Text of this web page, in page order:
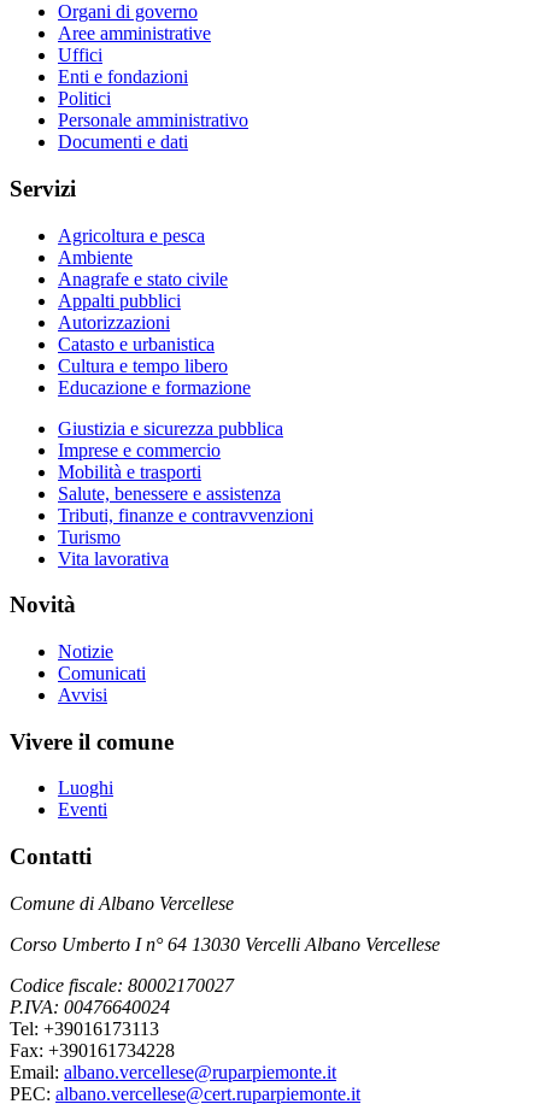
Organi di governo
Aree amministrative
Uffici
Enti e fondazioni
Politici
Personale amministrativo
Documenti e dati
Servizi
Agricoltura e pesca
Ambiente
Anagrafe e stato civile
Appalti pubblici
Autorizzazioni
Catasto e urbanistica
Cultura e tempo libero
Educazione e formazione
Giustizia e sicurezza pubblica
Imprese e commercio
Mobilità e trasporti
Salute, benessere e assistenza
Tributi, finanze e contravvenzioni
Turismo
Vita lavorativa
Novità
Notizie
Comunicati
Avvisi
Vivere il comune
Luoghi
Eventi
Contatti
Comune di Albano Vercellese
Corso Umberto I n° 64 13030 Vercelli Albano Vercellese
Codice fiscale: 80002170027
P.IVA: 00476640024
Tel: +39016173113
Fax: +390161734228
Email: albano.vercellese@ruparpiemonte.it
PEC: albano.vercellese@cert.ruparpiemonte.it